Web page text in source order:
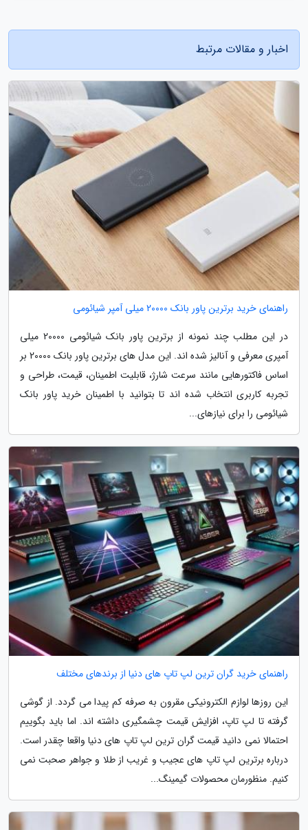
اخبار و مقالات مرتبط
راهنمای خرید برترین پاور بانک 20000 میلی آمپر شیائومی
در این مطلب چند نمونه از برترین پاور بانک شیائومی 20000 میلی
آمپری معرفی و آنالیز شده اند. این مدل های برترین پاور بانک 20000 بر
اساس فاکتورهایی مانند سرعت شارژ، قابلیت اطمینان، قیمت، طراحی و
تجربه کاربری انتخاب شده اند تا بتوانید با اطمینان خرید پاور بانک
شیائومی را برای نیازهای...
راهنمای خرید گران ترین لپ تاپ های دنیا از برندهای مختلف
این روزها لوازم الکترونیکی مقرون به صرفه کم پیدا می گردد. از گوشی
گرفته تا لپ تاپ، افزایش قیمت چشمگیری داشته اند. اما باید بگوییم
احتمالا نمی دانید قیمت گران ترین لپ تاپ های دنیا واقعا چقدر است.
درباره برترین لپ تاپ های عجیب و غریب از طلا و جواهر صحبت نمی
کنیم. منظورمان محصولات گیمینگ...